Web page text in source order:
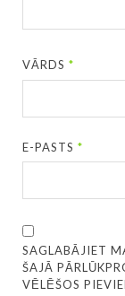
VĀRDS*
E-PASTS*
SAGLABĀJIET
ŠAJĀ
VĒLĒŠOS